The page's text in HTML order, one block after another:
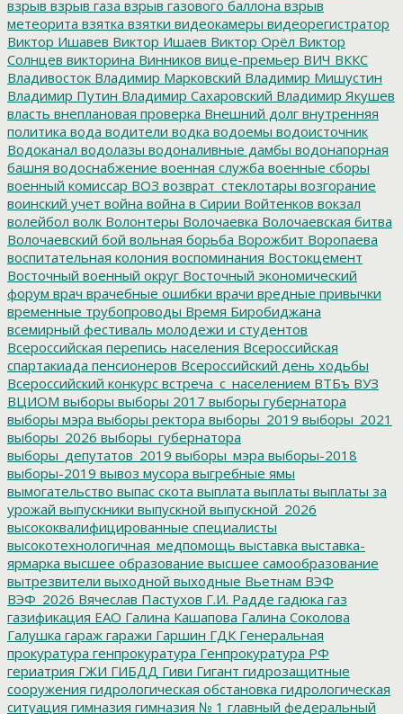
взрыв взрыв газа взрыв газового баллона взрыв
метеорита взятка взятки видеокамеры видеорегистратор
Виктор Ишавев Виктор Ишаев Виктор Орёл Виктор
Солнцев викторина Винников вице-премьер ВИЧ ВККС
Владивосток Владимир Марковский Владимир Мишустин
Владимир Путин Владимир Сахаровский Владимир Якушев
власть внеплановая проверка Внешний долг внутренняя
политика вода водители водка водоемы водоисточник
Водоканал водолазы водоналивные дамбы водонапорная
башня водоснабжение военная служба военные сборы
военный комиссар ВОЗ возврат_стеклотары возгорание
воинский учет война война в Сирии Войтенков вокзал
волейбол волк Волонтеры Волочаевка Волочаевская битва
Волочаевский бой вольная борьба Ворожбит Воропаева
воспитательная колония воспоминания Востокцемент
Восточный военный округ Восточный экономический
форум врач врачебные ошибки врачи вредные привычки
временные трубопроводы Время Биробиджана
всемирный фестиваль молодежи и студентов
Всероссийская перепись населения Всероссийская
спартакиада пенсионеров Всероссийский день ходьбы
Всероссийский конкурс встреча_с_населением ВТБъ ВУЗ
ВЦИОМ выборы выборы 2017 выборы губернатора
выборы мэра выборы ректора выборы_2019 выборы_2021
выборы_2026 выборы_губернатора
выборы_депутатов_2019 выборы_мэра выборы-2018
выборы-2019 вывоз мусора выгребные ямы
вымогательство выпас скота выплата выплаты выплаты за
урожай выпускники выпускной выпускной_2026
высококвалифицированные специалисты
высокотехнологичная_медпомощь выставка выставка-
ярмарка высшее образование высшее самообразование
вытрезвители выходной выходные Вьетнам ВЭФ
ВЭФ_2026 Вячеслав Пастухов Г.И. Радде гадюка газ
газификация ЕАО Галина Кашапова Галина Соколова
Галушка гараж гаражи Гаршин ГДК Генеральная
прокуратура генпрокуратура Генпрокуратура РФ
гериатрия ГЖИ ГИБДД Гиви Гигант гидрозащитные
сооружения гидрологическая обстановка гидрологическая
ситуация гимназия гимназия № 1 главный федеральный